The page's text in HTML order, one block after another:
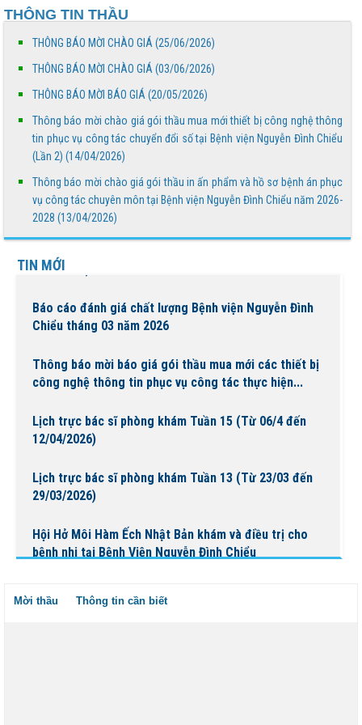
THÔNG TIN THẦU
THÔNG BÁO MỜI CHÀO GIÁ (25/06/2026)
THÔNG BÁO MỜI CHÀO GIÁ (03/06/2026)
THÔNG BÁO MỜI BÁO GIÁ (20/05/2026)
Thông báo mời chào giá gói thầu mua mới thiết bị công nghệ thông
tin phục vụ công tác chuyển đổi số tại Bệnh viện Nguyễn Đình Chiểu
(Lần 2) (14/04/2026)
Thông báo mời chào giá gói thầu in ấn phẩm và hồ sơ bệnh án phục
vụ công tác chuyên môn tại Bệnh viện Nguyễn Đình Chiểu năm 2026-
2028 (13/04/2026)
TIN MỚI
công nghệ thông tin phục vụ công tác chuyển đổi
số...
Thông báo mời chào giá gói thầu in ấn phẩm và hồ sơ
bệnh án phục vụ công tác chuyên môn tại Bệnh...
BỆNH VIỆN NGUYỄN ĐÌNH CHIỂU TỔ CHỨC KHÁM
BỆNH VỀ NGUỒN NHÂN DỊP TẾT CHÔL CHNĂM
THMÂY NĂM 2026
Ngày Người khuyết tật Việt Nam 18/4/2026: Thúc đẩy
quyền tham gia – Kiến tạo đột phá phát triển
19/4/2026)
Báo cáo đánh giá chất lượng Bệnh viện Nguyễn Đình
Chiểu tháng 03 năm 2026
Thông báo mời báo giá gói thầu mua mới các thiết bị
công nghệ thông tin phục vụ công tác thực hiện...
Lịch trực bác sĩ phòng khám Tuần 15 (Từ 06/4 đến
12/04/2026)
Lịch trực bác sĩ phòng khám Tuần 13 (Từ 23/03 đến
29/03/2026)
Hội Hở Môi Hàm Ếch Nhật Bản khám và điều trị cho
bệnh nhi tại Bệnh Viện Nguyễn Đình Chiểu
05/04/2026)
Mời thầu Thông tin cần biết